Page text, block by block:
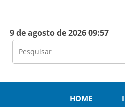
9 de agosto de 2026 09:57
HOME